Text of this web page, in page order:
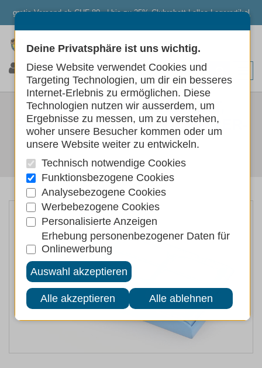
gratis Versand ab CHF 80.- | bis zu 25% Clubrabatt | alles Lagerartikel
0 0 0
ERSATZFILTERELEMENT,
POLYMER-KOHLENSTOFF, 2ER-
PACK
Hunde
Deine Privatsphäre ist uns wichtig.
Diese Website verwendet Cookies und
Targeting Technologien, um dir ein besseres
Internet-Erlebnis zu ermöglichen. Diese
Technologien nutzen wir ausserdem, um
Ergebnisse zu messen, um zu verstehen,
woher unsere Besucher kommen oder um
unsere Website weiter zu entwickeln.
Technisch notwendige Cookies
Funktionsbezogene Cookies
Analysebezogene Cookies
Werbebezogene Cookies
Personalisierte Anzeigen
Erhebung personenbezogener Daten für
Onlinewerbung